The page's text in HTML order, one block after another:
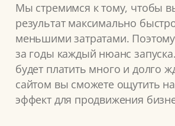
Мы стремимся к тому, чтобы
результат максимально
меньшими затратами.
за годы каждый нюанс
будет платить много и долго
сайтом вы сможете ощутить
эффект для продвижения